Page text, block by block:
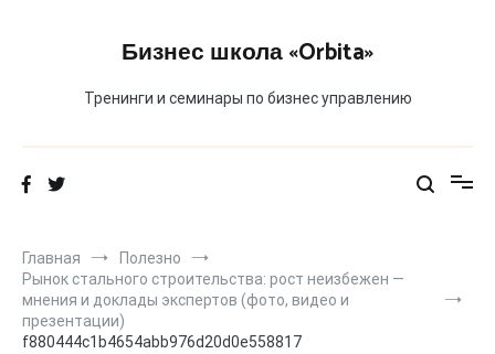
Бизнес школа «Orbita»
Тренинги и семинары по бизнес управлению
Главная
Полезно
Рынок стального строительства: рост неизбежен —
мнения и доклады экспертов (фото, видео и
презентации)
f880444c1b4654abb976d20d0e558817